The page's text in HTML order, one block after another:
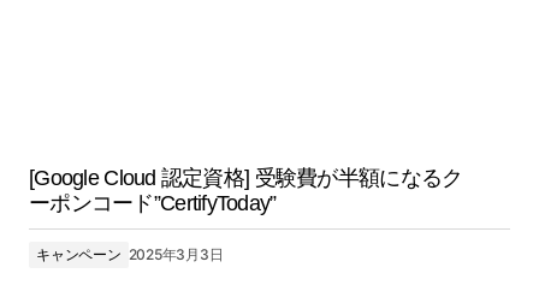
[Google Cloud 認定資格] 受験費が半額になるク
ーポンコード”CertifyToday”
キャンペーン 2025年3月3日